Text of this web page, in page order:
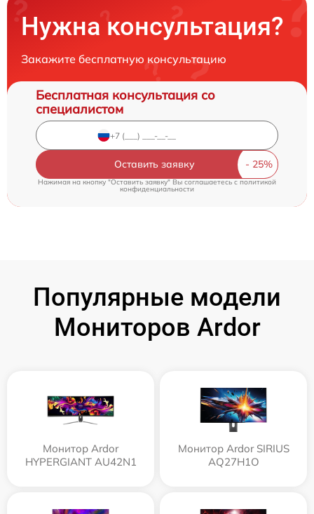
Нужна консультация?
Закажите бесплатную консультацию
Бесплатная консультация со
специалистом
Оставить заявку
Нажимая на кнопку "Оставить заявку" Вы соглашаетесь c политикой
конфиденциальности
Популярные модели
Мониторов Ardor
Монитор Ardor
HYPERGIANT AU42N1
Монитор Ardor SIRIUS
AQ27H1O